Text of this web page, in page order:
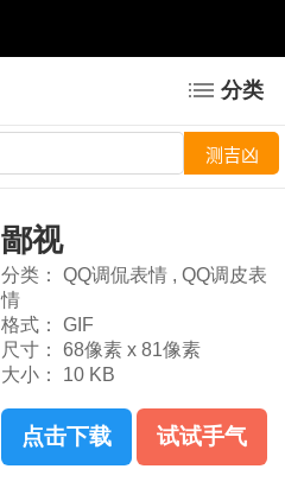
分类
鄙视
分类： QQ调侃表情 , QQ调皮表
情
格式：
GIF
尺寸：
68像素 x 81像素
大小：
10 KB
点击下载 试试手气